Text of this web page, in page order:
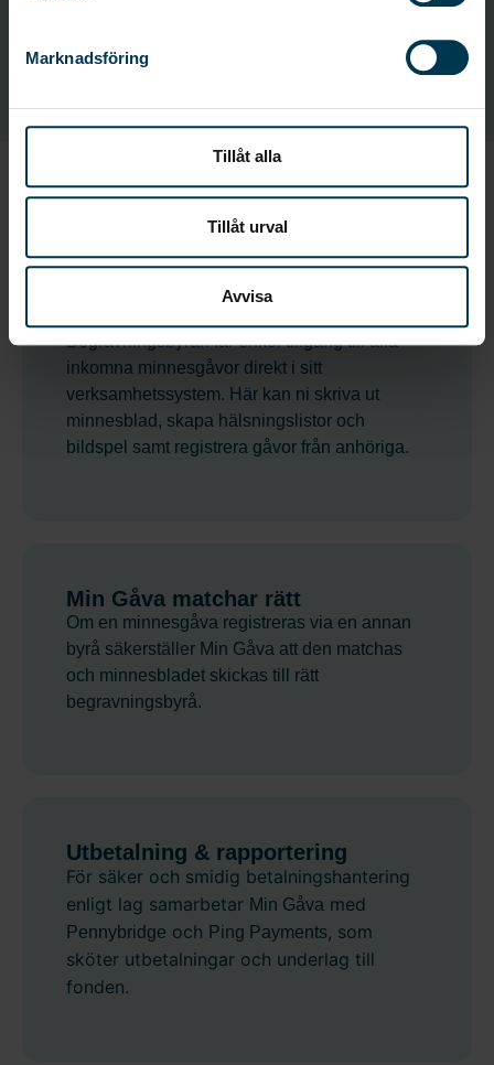
Marknadsföring
Tillåt alla
Tillåt urval
Avvisa
Alt 2 av 2:Min Gåvas Allt-i-ett-lösning
Begravningsbyrån får enkel tillgång till alla
inkomna minnesgåvor direkt i sitt
verksamhetssystem. Här kan ni skriva ut
minnesblad, skapa hälsningslistor och
bildspel samt registrera gåvor från anhöriga.
Min Gåva matchar rätt
Om en minnesgåva registreras via en annan
byrå säkerställer Min Gåva att den matchas
och minnesbladet skickas till rätt
begravningsbyrå.
Utbetalning & rapportering
För säker och smidig betalningshantering
enligt lag samarbetar Min Gåva med
Pennybridge och Ping Payments, som
sköter utbetalningar och underlag till
fonden.